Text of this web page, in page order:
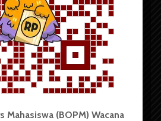
rights reserved BOPM WACANA.
Mahasiswa (BOPM) Wacana